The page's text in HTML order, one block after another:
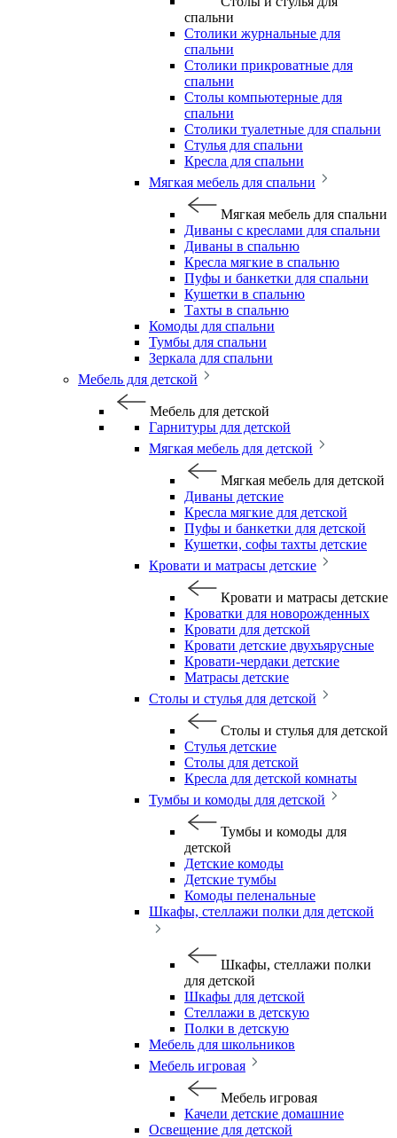
спальни
Столики журнальные для
спальни
Столики прикроватные для
спальни
Столы компьютерные для
спальни
Столики туалетные для спальни
Стулья для спальни
Кресла для спальни
Мягкая мебель для спальни
Мягкая мебель для спальни
Диваны с креслами для спальни
Диваны в спальню
Кресла мягкие в спальню
Пуфы и банкетки для спальни
Кушетки в спальню
Тахты в спальню
Комоды для спальни
Тумбы для спальни
Зеркала для спальни
Мебель для детской
Мебель для детской
Гарнитуры для детской
Мягкая мебель для детской
Мягкая мебель для детской
Диваны детские
Кресла мягкие для детской
Пуфы и банкетки для детской
Кушетки, софы тахты детские
Кровати и матрасы детские
Кровати и матрасы детские
Кроватки для новорожденных
Кровати для детской
Кровати детские двухъярусные
Кровати-чердаки детские
Матрасы детские
Столы и стулья для детской
Столы и стулья для детской
Стулья детские
Столы для детской
Кресла для детской комнаты
Тумбы и комоды для детской
Тумбы и комоды для
детской
Детские комоды
Детские тумбы
Комоды пеленальные
Шкафы, стеллажи полки для детской
Шкафы, стеллажи полки
для детской
Шкафы для детской
Стеллажи в детскую
Полки в детскую
Мебель для школьников
Мебель игровая
Мебель игровая
Качели детские домашние
Освещение для детской